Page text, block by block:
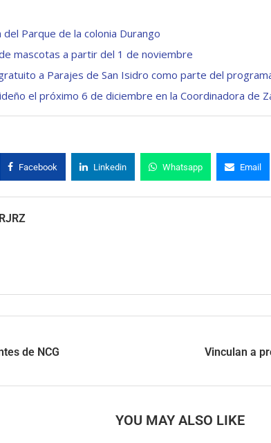
del Parque de la colonia Durango
mascotas a partir del 1 de noviembre
a Parajes de San Isidro como parte del
el próximo 6 de diciembre en la Coordinadora de
Facebook Linkedin Whatsapp Email
de NCG
Vinculan a
YOU MAY ALSO LIKE